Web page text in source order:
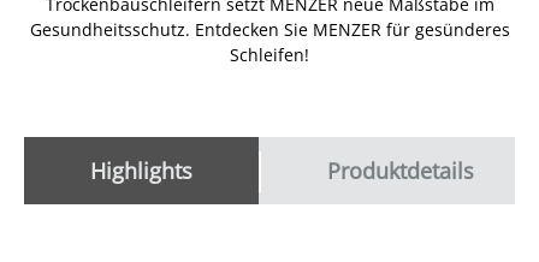
Trockenbauschleifern setzt MENZER neue Maßstäbe im
Gesundheitsschutz. Entdecken Sie MENZER für gesünderes
Schleifen!
Highlights Produktdetails